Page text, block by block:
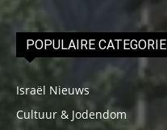
POPULAIRE CATEGORIE
Israël Nieuws
Cultuur & Jodendom